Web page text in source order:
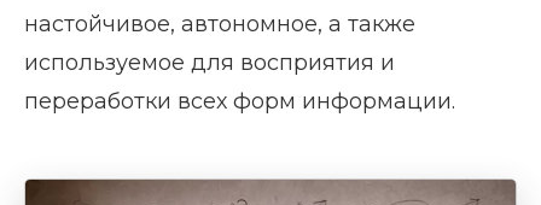
настойчивое, автономное, а также
используемое для восприятия и
переработки всех форм информации.